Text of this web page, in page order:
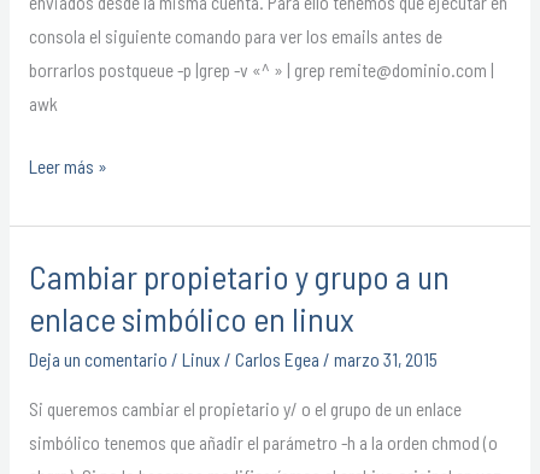
consola el siguiente comando para ver los emails antes de
borrarlos postqueue -p |grep -v «^ » | grep remite@dominio.com |
awk
Leer más »
Cambiar propietario y grupo a un
enlace simbólico en linux
Deja un comentario / Linux / Carlos Egea / marzo 31, 2015
Si queremos cambiar el propietario y/ o el grupo de un enlace
simbólico tenemos que añadir el parámetro -h a la orden chmod (o
Cambiar
propietario
y
grupo
a
un